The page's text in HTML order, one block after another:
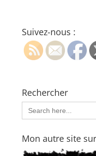
Suivez-nous :
Rechercher
Search
for:
Mon autre site